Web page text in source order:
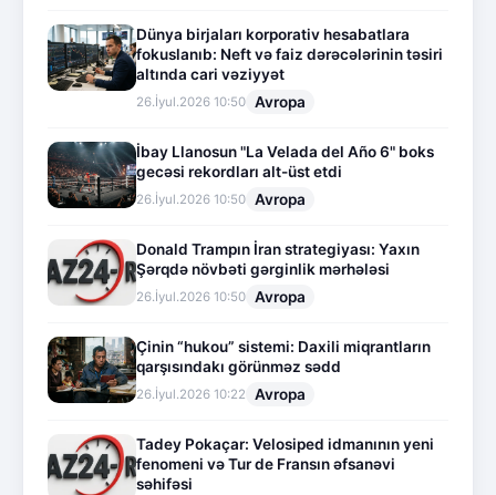
Dünya birjaları korporativ hesabatlara
fokuslanıb: Neft və faiz dərəcələrinin təsiri
altında cari vəziyyət
26.İyul.2026 10:50 Avropa
İbay Llanosun "La Velada del Año 6" boks
gecəsi rekordları alt-üst etdi
26.İyul.2026 10:50 Avropa
Donald Trampın İran strategiyası: Yaxın
Şərqdə növbəti gərginlik mərhələsi
26.İyul.2026 10:50 Avropa
Çinin “hukou” sistemi: Daxili miqrantların
qarşısındakı görünməz sədd
26.İyul.2026 10:22 Avropa
Tadey Pokaçar: Velosiped idmanının yeni
fenomeni və Tur de Fransın əfsanəvi
səhifəsi